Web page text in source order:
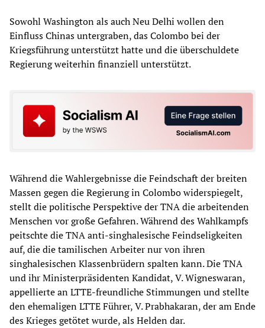
Sowohl Washington als auch Neu Delhi wollen den
Einfluss Chinas untergraben, das Colombo bei der
Kriegsführung unterstützt hatte und die überschuldete
Regierung weiterhin finanziell unterstützt.
Während die Wahlergebnisse die Feindschaft der breiten
Massen gegen die Regierung in Colombo widerspiegelt,
stellt die politische Perspektive der TNA die arbeitenden
Menschen vor große Gefahren. Während des Wahlkampfs
peitschte die TNA anti-singhalesische Feindseligkeiten
auf, die die tamilischen Arbeiter nur von ihren
singhalesischen Klassenbrüdern spalten kann. Die TNA
und ihr Ministerpräsidenten Kandidat, V. Wigneswaran,
appellierte an LTTE-freundliche Stimmungen und stellte
den ehemaligen LTTE Führer, V. Prabhakaran, der am Ende
des Krieges getötet wurde, als Helden dar.